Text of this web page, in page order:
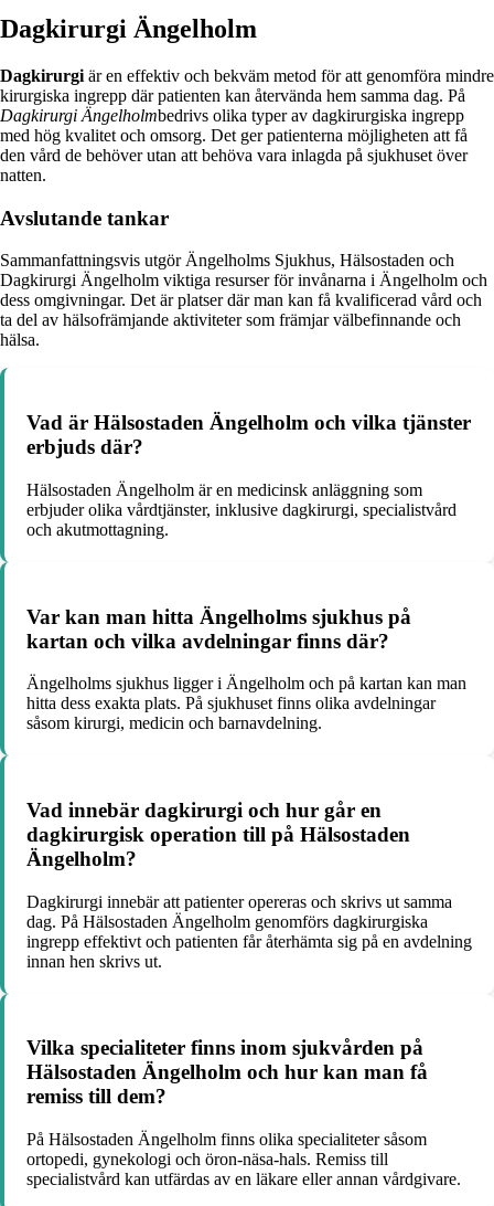
Dagkirurgi Ängelholm
Dagkirurgi är en effektiv och bekväm metod för att genomföra mindre
kirurgiska ingrepp där patienten kan återvända hem samma dag. På
Dagkirurgi Ängelholmbedrivs olika typer av dagkirurgiska ingrepp
med hög kvalitet och omsorg. Det ger patienterna möjligheten att få
den vård de behöver utan att behöva vara inlagda på sjukhuset över
natten.
Avslutande tankar
Sammanfattningsvis utgör Ängelholms Sjukhus, Hälsostaden och
Dagkirurgi Ängelholm viktiga resurser för invånarna i Ängelholm och
dess omgivningar. Det är platser där man kan få kvalificerad vård och
ta del av hälsofrämjande aktiviteter som främjar välbefinnande och
hälsa.
Vad är Hälsostaden Ängelholm och vilka tjänster
erbjuds där?
Hälsostaden Ängelholm är en medicinsk anläggning som
erbjuder olika vårdtjänster, inklusive dagkirurgi, specialistvård
och akutmottagning.
Var kan man hitta Ängelholms sjukhus på
kartan och vilka avdelningar finns där?
Ängelholms sjukhus ligger i Ängelholm och på kartan kan man
hitta dess exakta plats. På sjukhuset finns olika avdelningar
såsom kirurgi, medicin och barnavdelning.
Vad innebär dagkirurgi och hur går en
dagkirurgisk operation till på Hälsostaden
Ängelholm?
Dagkirurgi innebär att patienter opereras och skrivs ut samma
dag. På Hälsostaden Ängelholm genomförs dagkirurgiska
ingrepp effektivt och patienten får återhämta sig på en avdelning
innan hen skrivs ut.
Vilka specialiteter finns inom sjukvården på
Hälsostaden Ängelholm och hur kan man få
remiss till dem?
På Hälsostaden Ängelholm finns olika specialiteter såsom
ortopedi, gynekologi och öron-näsa-hals. Remiss till
specialistvård kan utfärdas av en läkare eller annan vårdgivare.